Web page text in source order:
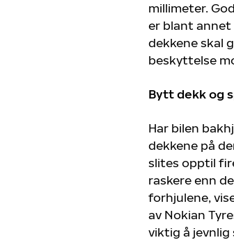
millimeter.
er blant
dekkene skal
beskyttelse
Bytt dekk og
Har bilen
dekkene på
slites opptil
raskere enn
forhjulene,
av Nokian
viktig å